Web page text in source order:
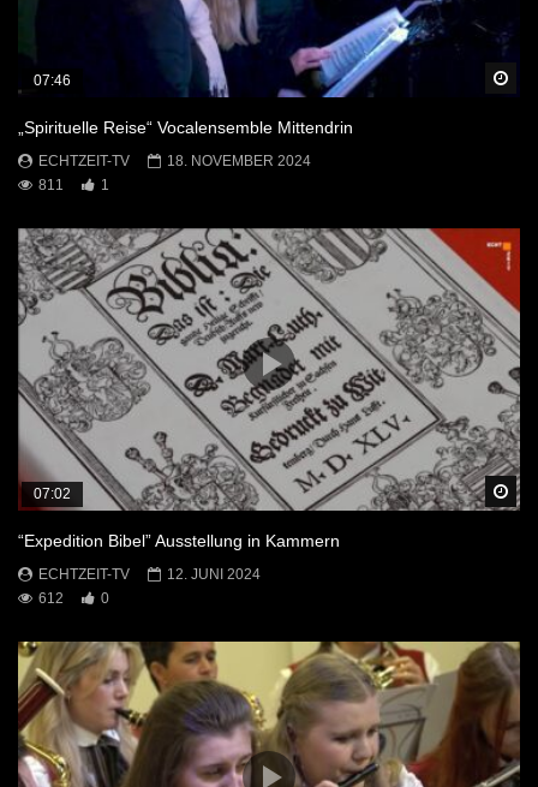
07:46
„Spirituelle Reise“ Vocalensemble Mittendrin
ECHTZEIT-TV
18. NOVEMBER 2024
811
1
07:02
“Expedition Bibel” Ausstellung in Kammern
ECHTZEIT-TV
12. JUNI 2024
612
0